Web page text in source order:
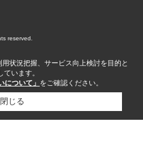
reserved.
状況把握、サービス向上検討を目的と
います。
について」 をご確認ください。
閉じる